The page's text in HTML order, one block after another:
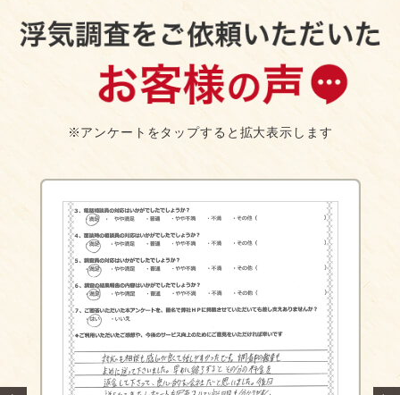
※アンケートをタップすると拡大表示します